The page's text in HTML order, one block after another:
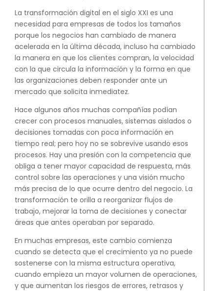
SAP Success Factors
SOLUCIONES ONPREMISE
SAP Business One
Addons para SAP Business One
SAP S4HANA
Migración a S4HANA
SOPORTE
Soporte y Manntenimiento SAP
Business One
Soporte y Mantenimiento SAP
S4HANA Cloud
CONSULTORIA
Consultoria SAP
Consultoria SAP Business One
Consultoria SAP S4HANA Cloud
ÚNETE
¡Más de 400 clientes!
Únete a ellos
La transformación digital en el siglo XXI es una
necesidad para empresas de todos los tamaños
porque los negocios han cambiado de manera
acelerada en la última década, incluso ha cambiado
la manera en que los clientes compran, la velocidad
con la que circula la información y la forma en que
las organizaciones deben responder ante un
mercado que solicita inmediatez.
Hace algunos años muchas compañías podían
crecer con procesos manuales, sistemas aislados o
decisiones tomadas con poca información en
tiempo real; pero hoy no se sobrevive usando esos
procesos. Hay una presión con la competencia que
obliga a tener mayor capacidad de respuesta, más
control sobre las operaciones y una visión mucho
más precisa de lo que ocurre dentro del negocio. La
transformación te orilla a reorganizar flujos de
trabajo, mejorar la toma de decisiones y conectar
áreas que antes operaban por separado.
En muchas empresas, este cambio comienza
cuando se detecta que el crecimiento ya no puede
sostenerse con la misma estructura operativa,
cuando empieza un mayor volumen de operaciones,
y que aumentan los riesgos de errores, retrasos y